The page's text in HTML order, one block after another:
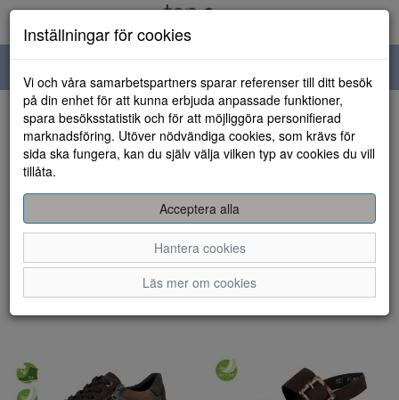
navigation
Visa filter
Remonte (49 artiklar)
Inställningar för cookies
Vi och våra samarbetspartners sparar referenser till ditt besök
på din enhet för att kunna erbjuda anpassade funktioner,
spara besöksstatistik och för att möjliggöra personifierad
marknadsföring. Utöver nödvändiga cookies, som krävs för
sida ska fungera, kan du själv välja vilken typ av cookies du vill
tillåta.
Acceptera alla
Hantera cookies
Läs mer om cookies